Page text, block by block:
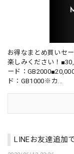
お得なまとめ買いセ
楽しみください！
ード：
ド：GB1000※カ...
LINEお友達追加